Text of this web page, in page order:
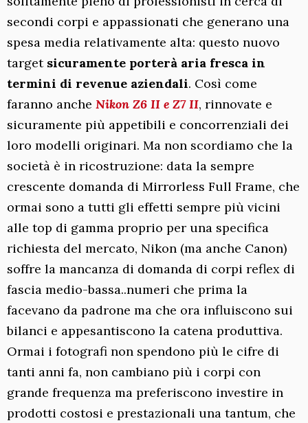
secondi corpi e appassionati che generano una
spesa media relativamente alta: questo nuovo
target sicuramente porterà aria fresca in
termini di revenue aziendali. Così come
faranno anche Nikon Z6 II e Z7 II, rinnovate e
sicuramente più appetibili e concorrenziali dei
loro modelli originari. Ma non scordiamo che la
società è in ricostruzione: data la sempre
crescente domanda di Mirrorless Full Frame, che
ormai sono a tutti gli effetti sempre più vicini
alle top di gamma proprio per una specifica
richiesta del mercato, Nikon (ma anche Canon)
soffre la mancanza di domanda di corpi reflex di
fascia medio-bassa..numeri che prima la
facevano da padrone ma che ora influiscono sui
bilanci e appesantiscono la catena produttiva.
Ormai i fotografi non spendono più le cifre di
tanti anni fa, non cambiano più i corpi con
grande frequenza ma preferiscono investire in
prodotti costosi e prestazionali una tantum, che